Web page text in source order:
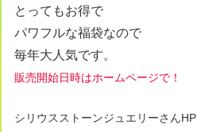
とってもお得で
パワフルな福袋なので
毎年大人気です。
販売開始日時はホームページで ！
シリウスストーンジュエリーさんHP